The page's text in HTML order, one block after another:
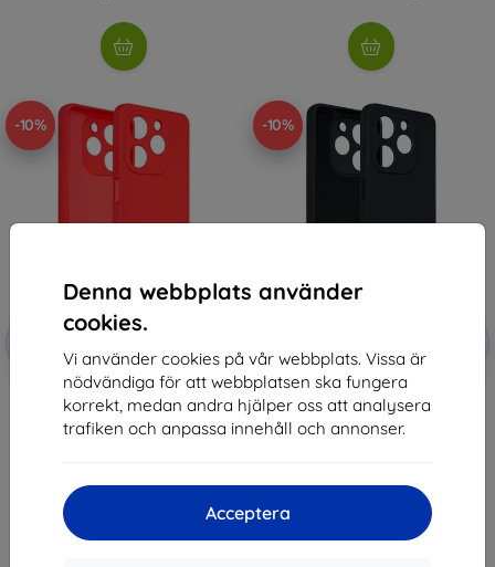
Denna webbplats använder
cookies.
Vi använder cookies på vår webbplats. Vissa är
nödvändiga för att webbplatsen ska fungera
korrekt, medan andra hjälper oss att analysera
trafiken och anpassa innehåll och annonser.
Acceptera
-10%
Rabatt
kupong
Beline Silicone Case TECNO
Spark Go 2024 red
125 kr
I lager > 5 st
-10%
kupong
Beline Silicone Case TECNO
Spark Go 2024 black
125 kr
I lager > 5 st